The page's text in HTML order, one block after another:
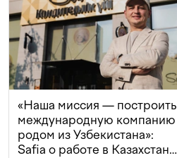
«Наша миссия — построить
международную компанию
родом из Узбекистана»:
Safia о работе в Казахстане,